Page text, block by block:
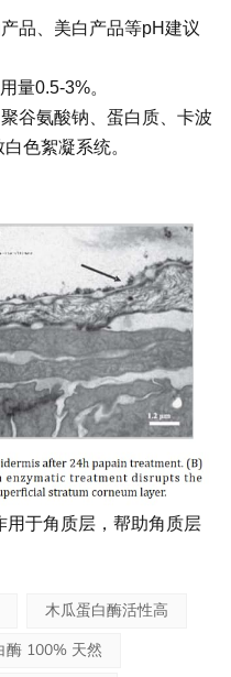
品、美白产品等pH建议
量0.5-3%。
谷氨酸钠、蛋白质、卡波
色絮凝系统。
用于角质层，帮助角质层
木瓜蛋白酶活性高
酶 100% 天然